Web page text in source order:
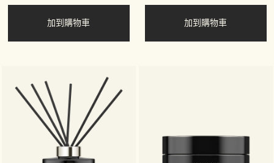
加到購物車 加到購物車